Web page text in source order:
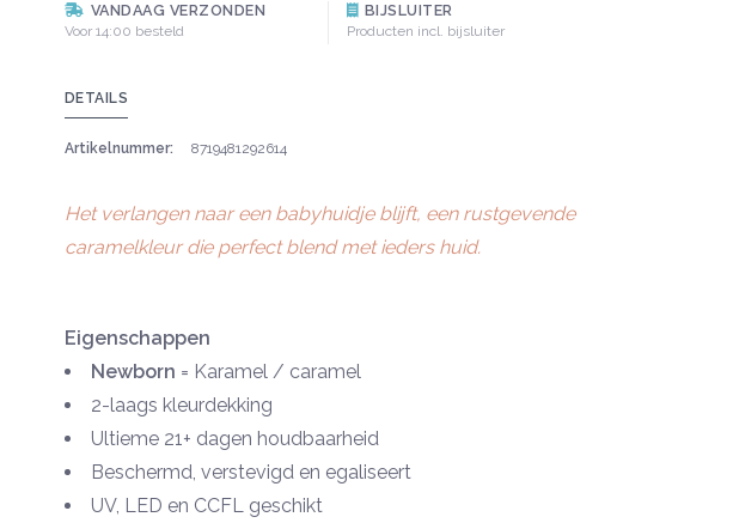
VANDAAG VERZONDEN
Voor 14:00 besteld
BIJSLUITER
Producten incl. bijsluiter
DETAILS
Artikelnummer: 8719481292614
Het verlangen naar een babyhuidje blijft, een rustgevende
caramelkleur die perfect blend met ieders huid.
Eigenschappen
Newborn = Karamel / caramel
2-laags kleurdekking
Ultieme 21+ dagen houdbaarheid
Beschermd, verstevigd en egaliseert
UV, LED en CCFL geschikt